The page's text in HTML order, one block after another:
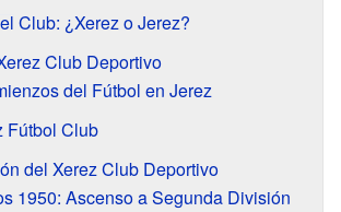
Club: ¿Xerez o Jerez?
Club Deportivo
del Fútbol en Jerez
Fútbol Club
del Xerez Club Deportivo
1950: Ascenso a Segunda División